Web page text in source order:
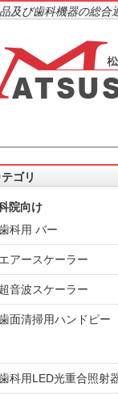
及び歯科機器の総合
ゴリ
院向け
科用 バー
エアースケーラー
超音波スケーラー
面清掃用ハンドピー
科用LED光重合照射